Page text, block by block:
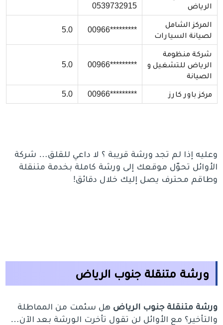
الرياض
0539732915
المركز الشامل
لصيانة السيارات
*********00966
5.0
شركة منظومة
الرياض للتشغيل و
الصيانة
*********00966
5.0
مركز باور كارز *********00966
5.0
وعليه إذا لم تجد ورشة قريبة ؟ لا داعي للقلق… شركة
الأوائل تحوّل موقعك إلى ورشة كاملة بخدمة متنقلة
وطاقم محترف يصل إليك خلال دقائق!
ورشة متنقلة جنوب الرياض
ورشة متنقلة جنوب الرياض هل سئمت من المماطلة
والتأخير؟ مع الأوائل لن تقول تأخرت الورشة بعد الآن…